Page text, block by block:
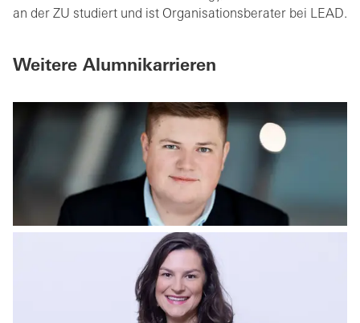
an der ZU studiert und ist Organisationsberater bei LEAD.
Weitere Alumnikarrieren